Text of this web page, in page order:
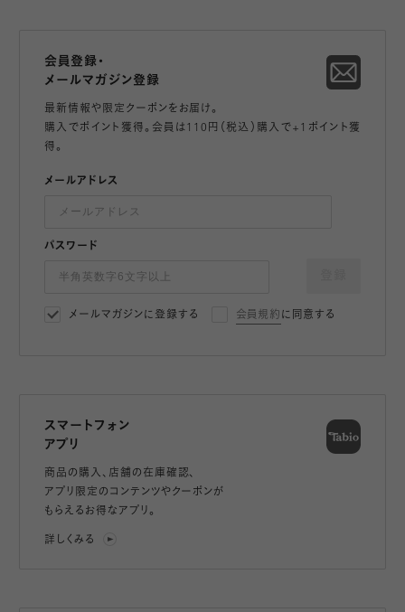
会員登録・
メールマガジン登録
最新情報や限定クーポンをお届け。
購入でポイント獲得。会員は110円（税込）購入で+1ポイント獲
得。
メールアドレス
パスワード
メールマガジンに登録する 会員規約 に同意する
スマートフォン
アプリ
商品の購入、店舗の在庫確認、
アプリ限定のコンテンツやクーポンが
もらえるお得なアプリ。
詳しくみる